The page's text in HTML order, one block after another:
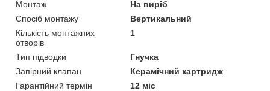
Монтаж
На виріб
Спосіб монтажу
Вертикальний
Кількість монтажних
отворів
1
Тип підводки
Гнучка
Запірний клапан
Керамічний картридж
Гарантійний термін
12 міс